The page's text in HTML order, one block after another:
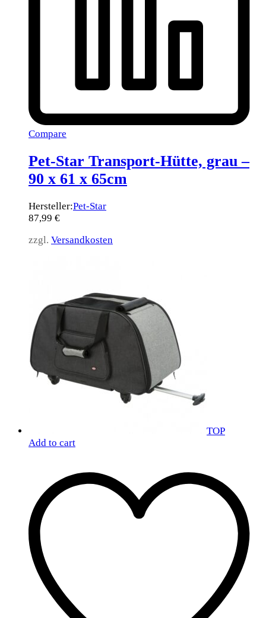
Compare
Pet-Star Transport-Hütte, grau –
90 x 61 x 65cm
Hersteller:Pet-Star
87,99 €
zzgl. Versandkosten
TOP
Add to cart